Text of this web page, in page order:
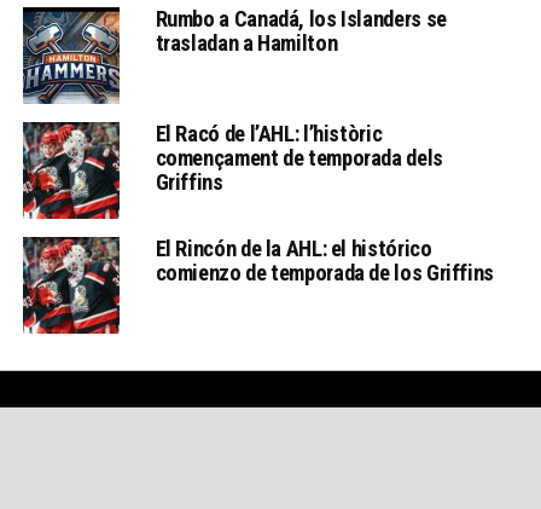
Rumbo a Canadá, los Islanders se
trasladan a Hamilton
El Racó de l’AHL: l’històric
començament de temporada dels
Griffins
El Rincón de la AHL: el histórico
comienzo de temporada de los Griffins